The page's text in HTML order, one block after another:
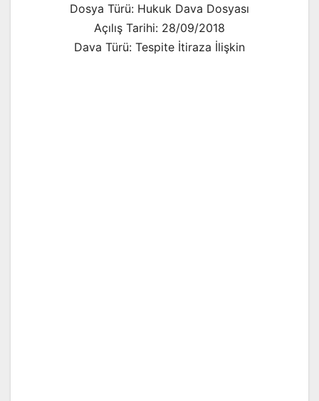
Dosya Türü: Hukuk Dava Dosyası
Açılış Tarihi: 28/09/2018
Dava Türü: Tespite İtiraza İlişkin